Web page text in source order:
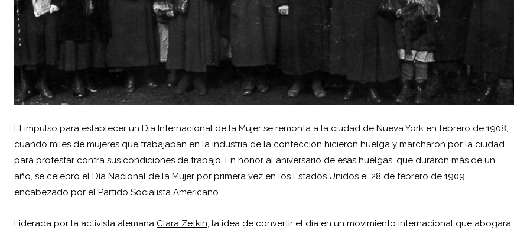
El impulso para establecer un Día Internacional de la Mujer se remonta a la ciudad de Nueva York en febrero de 1908,
cuando miles de mujeres que trabajaban en la industria de la confección hicieron huelga y marcharon por la ciudad
para protestar contra sus condiciones de trabajo. En honor al aniversario de esas huelgas, que duraron más de un
año, se celebró el Día Nacional de la Mujer por primera vez en los Estados Unidos el 28 de febrero de 1909,
encabezado por el Partido Socialista Americano.
Liderada por la activista alemana Clara Zetkin, la idea de convertir el día en un movimiento internacional que abogara